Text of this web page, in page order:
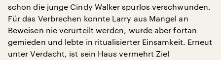
schon die junge Cindy Walker spurlos verschwunden.
Für das Verbrechen konnte Larry aus Mangel an
Beweisen nie verurteilt werden, wurde aber fortan
gemieden und lebte in ritualisierter Einsamkeit. Erneut
unter Verdacht, ist sein Haus vermehrt Ziel